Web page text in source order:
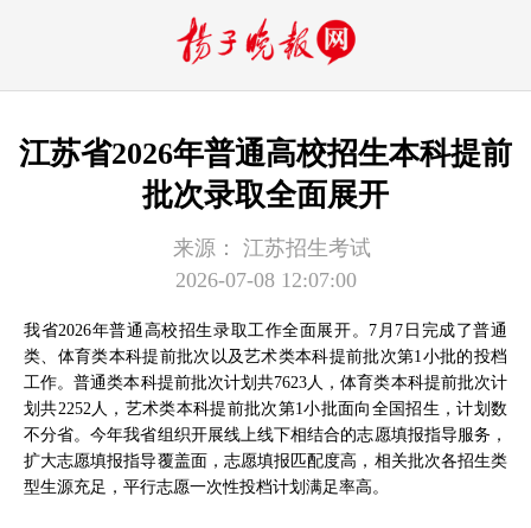
江苏省2026年普通高校招生本科提前
批次录取全面展开
来源：
江苏招生考试
2026-07-08 12:07:00
我省2026年普通高校招生录取工作全面展开。7月7日完成了普通
类、体育类本科提前批次以及艺术类本科提前批次第1小批的投档
工作。普通类本科提前批次计划共7623人，体育类本科提前批次计
划共2252人，艺术类本科提前批次第1小批面向全国招生，计划数
不分省。今年我省组织开展线上线下相结合的志愿填报指导服务，
扩大志愿填报指导覆盖面，志愿填报匹配度高，相关批次各招生类
型生源充足，平行志愿一次性投档计划满足率高。